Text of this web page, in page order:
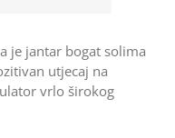
je jantar bogat solima
utjecaj na
vrlo širokog